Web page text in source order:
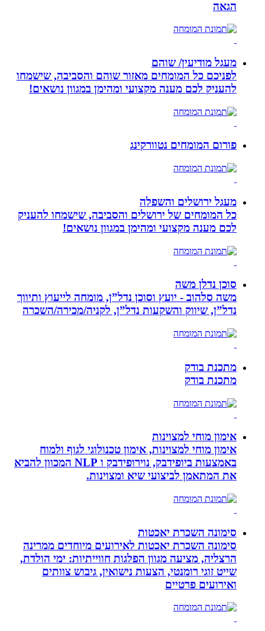
מעגל מודיעין/ שוהם
לפניכם כל המומחים מאזור שוהם והסביבה, שישמחו
להעניק לכם מענה מקצועי ומהימן במגוון נושאים!
פורום המומחים נטוורקינג
מעגל ירושלים והשפלה
כל המומחים של ירושלים והסביבה, שישמחו להעניק
לכם מענה מקצועי ומהימן במגוון נושאים!
סוכן נדלן משה
משה סלהוב - יועץ וסוכן נדל”ן, מומחה לייעוץ ותיווך
נדל”ן, שיווק והשקעות נדל”ן, לקניה/מכירה/השכרה
מתכנת בודק
מתכנת בודק
אימון מוחי למצוינות
אימון מוחי למצוינות, אימון טכנולוגי לגוף ולמוח
באמצעות ביופידבק, נוירופידבק ו NLP המכוון להביא
את המתאמן לביצועי שיא ומצוינות.
סימונה השכרת יאכטות
סימונה השכרת יאכטות לאירועים מיוחדים ממרינה
הרצליה, מציעה מגוון הפלגות חווייתיות: ימי הולדת,
שייט זוגי רומנטי, הצעות נישואין, גיבוש צוותים
ואירועים פרטיים